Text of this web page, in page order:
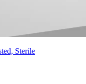
Sterile